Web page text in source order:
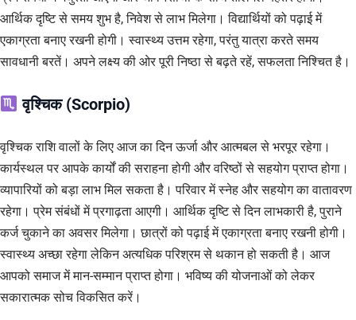
आर्थिक दृष्टि से समय शुभ है, निवेश से लाभ मिलेगा। विद्यार्थियों को पढ़ाई में
एकाग्रता बनाए रखनी होगी। स्वास्थ्य उत्तम रहेगा, परंतु यात्रा करते समय
सावधानी बरतें। अपने लक्ष्य की ओर पूरी निष्ठा से बढ़ते रहें, सफलता निश्चित है।
वृश्चिक (Scorpio)
वृश्चिक राशि वालों के लिए आज का दिन ऊर्जा और आत्मबल से भरपूर रहेगा।
कार्यस्थल पर आपके कार्यों की सराहना होगी और वरिष्ठों से सहयोग प्राप्त होगा।
व्यापारियों को बड़ा लाभ मिल सकता है। परिवार में स्नेह और सहयोग का वातावरण
रहेगा। प्रेम संबंधों में प्रगाढ़ता आएगी। आर्थिक दृष्टि से दिन लाभकारी है, पुराने
कर्ज चुकाने का अवसर मिलेगा। छात्रों को पढ़ाई में एकाग्रता बनाए रखनी होगी।
स्वास्थ्य अच्छा रहेगा लेकिन अत्यधिक परिश्रम से थकान हो सकती है। आज
आपको समाज में मान-सम्मान प्राप्त होगा। भविष्य की योजनाओं को लेकर
सकारात्मक सोच विकसित करें।